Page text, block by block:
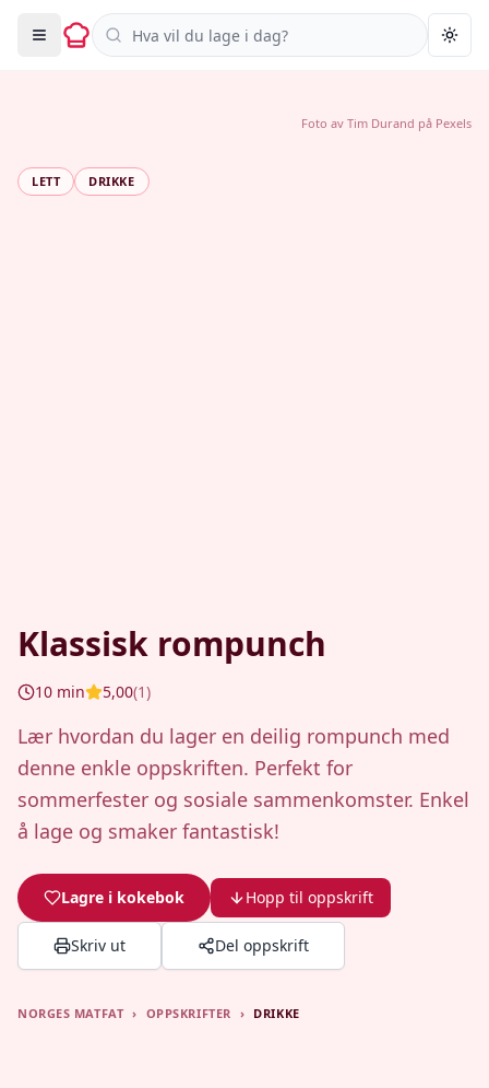
Søk i oppskrifter
LETT DRIKKE
Klassisk rompunch
10 min 5,00(1)
Lær hvordan du lager en deilig rompunch med
denne enkle oppskriften. Perfekt for
sommerfester og sosiale sammenkomster. Enkel
å lage og smaker fantastisk!
Lagre i kokebok Hopp til oppskrift
Skriv ut Del oppskrift
Foto av Tim Durand på Pexels
NORGES MATFAT › OPPSKRIFTER › DRIKKE